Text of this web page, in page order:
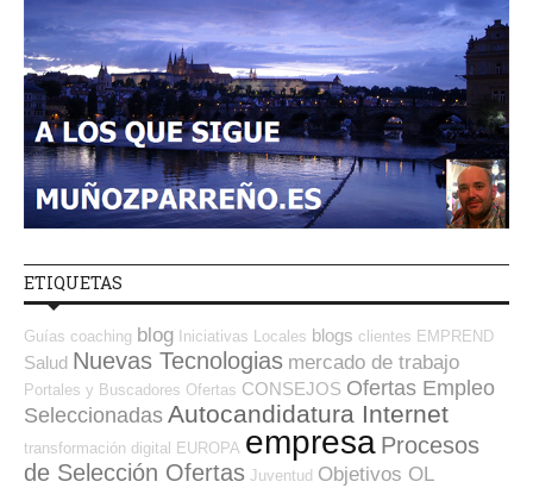
ETIQUETAS
Guías coaching blog Iniciativas Locales blogs clientes EMPREND
Salud Nuevas Tecnologias mercado de trabajo
Portales y Buscadores Ofertas CONSEJOS Ofertas Empleo
Seleccionadas Autocandidatura Internet
transformación digital EUROPA empresa Procesos
de Selección Ofertas Juventud Objetivos OL